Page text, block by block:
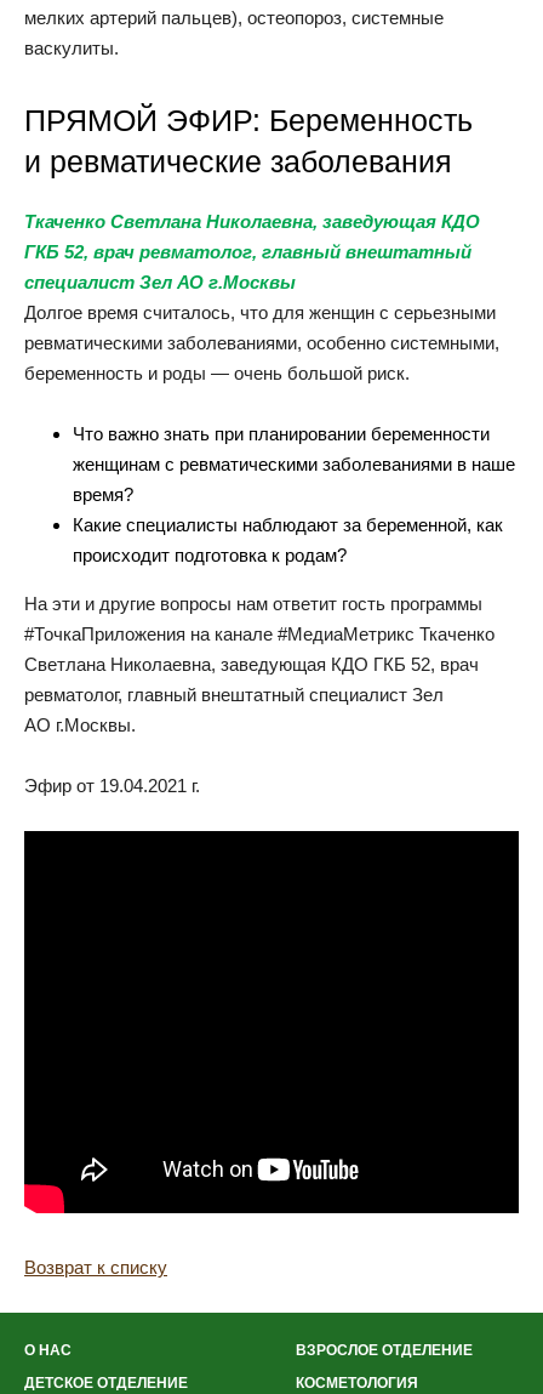
мелких артерий пальцев), остеопороз, системные
васкулиты.
ПРЯМОЙ ЭФИР: Беременность
и ревматические заболевания
Ткаченко Светлана Николаевна, заведующая КДО
ГКБ 52, врач ревматолог, главный внештатный
специалист Зел АО г.Москвы
Долгое время считалось,​ что для женщин с серьезными
ревматическими заболеваниями, особенно​ системными,
беременность и роды​ — очень большой​ риск.
Что важно знать при планировании беременности
женщинам с ревматическими заболеваниями в наше
время?
Какие специалисты наблюдают за беременной, как
происходит подготовка к родам?
На эти и другие вопросы нам ответит гость программы
#ТочкаПриложения на канале #МедиаМетрикс Ткаченко
Светлана Николаевна, заведующая КДО ГКБ 52, врач
ревматолог, главный внештатный специалист Зел
АО г.Москвы.
Эфир от 19.04.2021 г.
Возврат к списку
О НАС
ВЗРОСЛОЕ ОТДЕЛЕНИЕ
ДЕТСКОЕ ОТДЕЛЕНИЕ
КОСМЕТОЛОГИЯ